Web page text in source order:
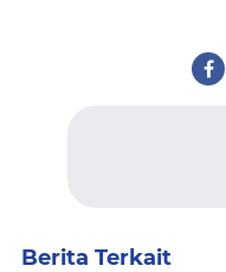
Berita Terkait